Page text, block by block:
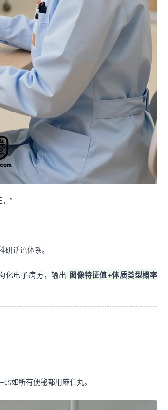
”
研话语体系。
化电子病历，输出 图像特征值+体质类型概率
如所有便秘都用麻仁丸。